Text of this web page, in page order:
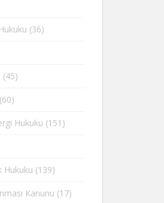
(36)
(45)
(60)
Hukuku (151)
Hukuku (139)
Kanunu (17)